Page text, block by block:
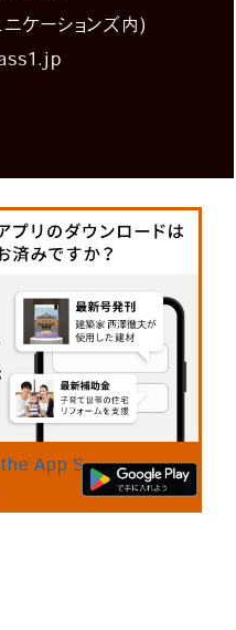
ケーションズ内)